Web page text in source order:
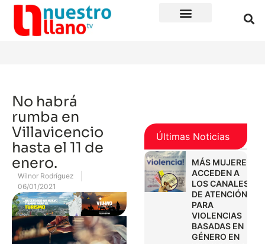
No habrá
rumba en
Villavicencio
hasta el 11 de
enero.
Wilnor Rodríguez
06/01/2021
Últimas Noticias
MÁS MUJERES
ACCEDEN A
LOS CANALES
DE ATENCIÓN
PARA
VIOLENCIAS
BASADAS EN
GÉNERO EN